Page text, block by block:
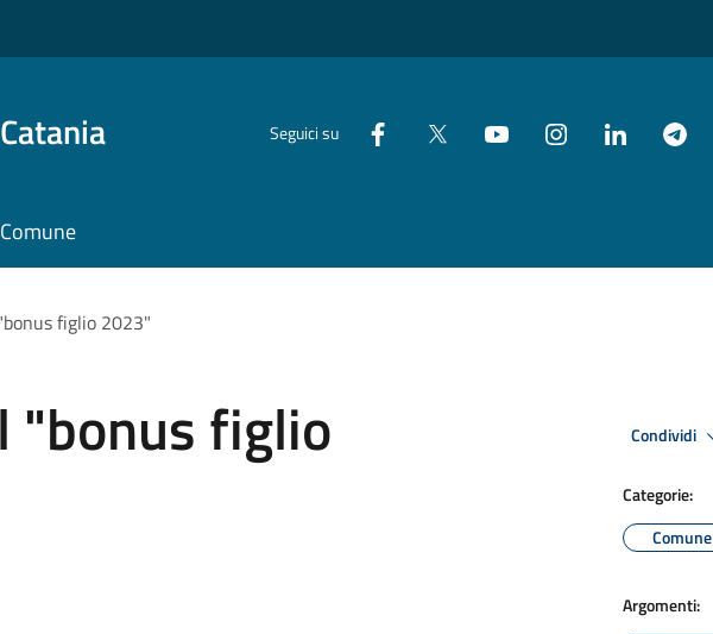
Seguici su
figlio 2023"
"bonus figlio Condividi
Categorie:
Comune
Argomenti: